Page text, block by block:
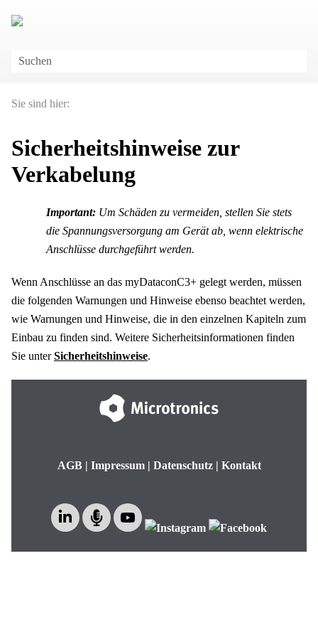
Sie sind hier:
Sicherheitshinweise zur
Verkabelung
Important: Um Schäden zu vermeiden, stellen Sie stets
die Spannungsversorgung am Gerät ab, wenn elektrische
Anschlüsse durchgeführt werden.
Wenn Anschlüsse an das myDataconC3+ gelegt werden, müssen
die folgenden Warnungen und Hinweise ebenso beachtet werden,
wie Warnungen und Hinweise, die in den einzelnen Kapiteln zum
Einbau zu finden sind. Weitere Sicherheitsinformationen finden
Sie unterSicherheitshinweise.
AGB| Impressum| Datenschutz| Kontakt